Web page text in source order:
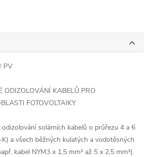
PV
ODIZOLOVÁNÍ KABELŮ PRO
FOTOVOLTAIKY
solárních kabelů o průřezu 4 a 6
a všech běžných kulatých a vodotěsných
kabel NYM3 x 1,5 mm² až 5 x 2,5 mm²).